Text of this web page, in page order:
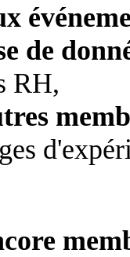
de
RH,